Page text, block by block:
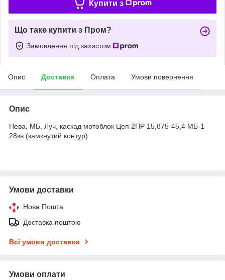
Купити з
Що таке купити з Пром?
Замовлення під захистом
Опис Доставка Оплата Умови повернення
Опис
Нева, МБ, Луч, каскад мотоблок Цеп 2ПР 15,875-45,4 МБ-1
28зв (замкнутий контур)
Умови доставки
Нова Пошта
Доставка поштою
Всі умови доставки
Умови оплати